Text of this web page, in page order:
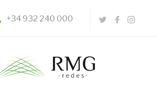
+34 932 240 000